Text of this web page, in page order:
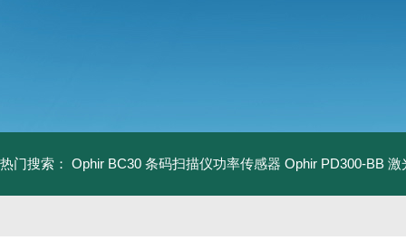
热门搜索： Ophir BC30 条码扫描仪功率传感器 Ophir PD300-BB